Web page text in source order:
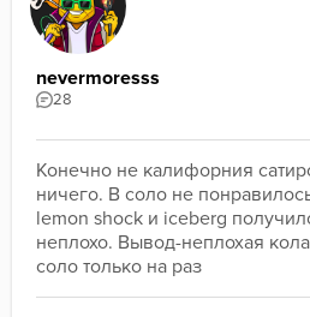
nevermoresss
28
Конечно не калифорния
ничего. В соло не
lemon shock и iceberg
неплохо. Вывод-неплохая
соло только на раз